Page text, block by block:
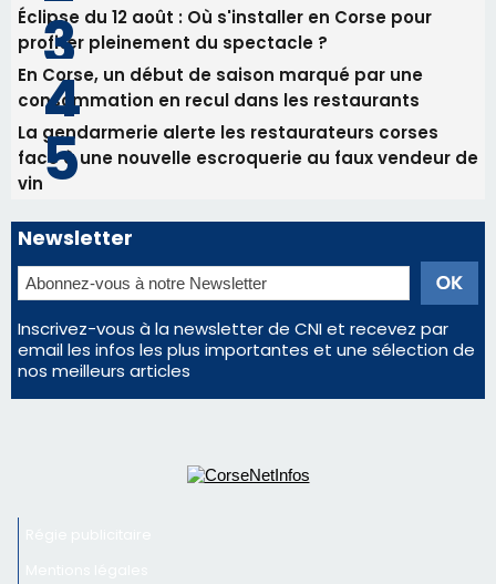
Les plus lus
Satine Nomary est la nouvelle Miss Corse 2026
Éclipse du 12 août : la Corse aux premières loges
d'un spectacle qui ne reviendra pas avant 2081
Éclipse du 12 août : Où s'installer en Corse pour
profiter pleinement du spectacle ?
En Corse, un début de saison marqué par une
consommation en recul dans les restaurants
La gendarmerie alerte les restaurateurs corses
face à une nouvelle escroquerie au faux vendeur de